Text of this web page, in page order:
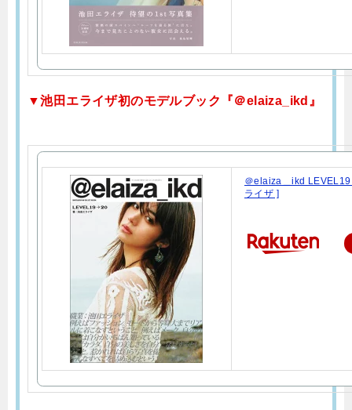
▼池田エライザ初のモデルブック『＠elaiza_ikd』
＠elaiza＿ikd
ライザ ]